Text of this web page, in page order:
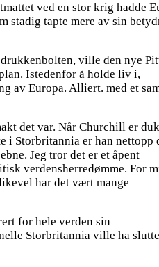
ved en stor krig hadde
stadig tapte mere av sin
ville den nye
Istedenfor å holde liv i,
av Europa. Alliert. med et
det var. Når Churchill er
i Storbritannia er han nettopp
Jeg tror det er et åpent
verdensherredømme. For
har det vært mange
for hele verden sin
Storbritannia ville ha